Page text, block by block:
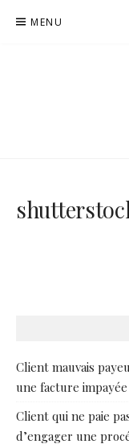
MENU
Client mauvais
une facture impayée
Client qui ne paie
d’engager une